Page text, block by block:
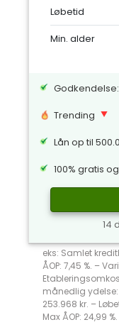
Løbetid
Min. alder
Trending
Lån op til
100% gratis
14
eks: Samlet
ÅOP: 7,45 %. –
månedlig
253.968 kr. –
Max ÅOP: 24,99 %.